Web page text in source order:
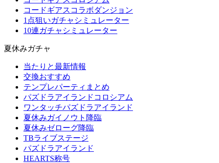
コードギアスコラボダンジョン
1点狙いガチャシミュレーター
10連ガチャシミュレーター
夏休みガチャ
当たりと最新情報
交換おすすめ
テンプレパーティまとめ
パズドラアイランドコロシアム
ワンタッチパズドラアイランド
夏休みガイノウト降臨
夏休みゼローグ降臨
TBライブステージ
パズドラアイランド
HEARTS称号